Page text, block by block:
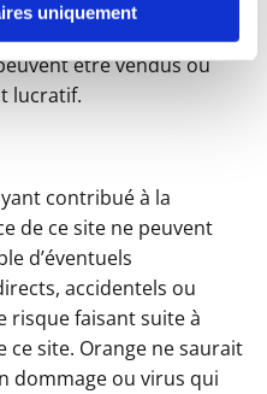
uniquement
ayants-droit, est illicite.
être vendus ou
lucratif.
contribué à la
de ce site ne peuvent
d’éventuels
accidentels ou
faisant suite à
site. Orange ne saurait
dommage ou virus qui